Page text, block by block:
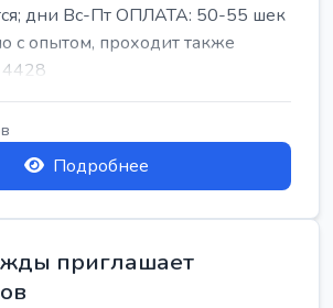
дни Вс-Пт ОПЛАТА: 50-55 шек
с опытом, проходит также
Подробнее
приглашает